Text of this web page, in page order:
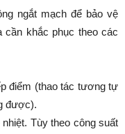
ngắt mạch để bảo vệ
cần khắc phục theo các
điểm (thao tác tương tự
được).
Tùy theo công suất